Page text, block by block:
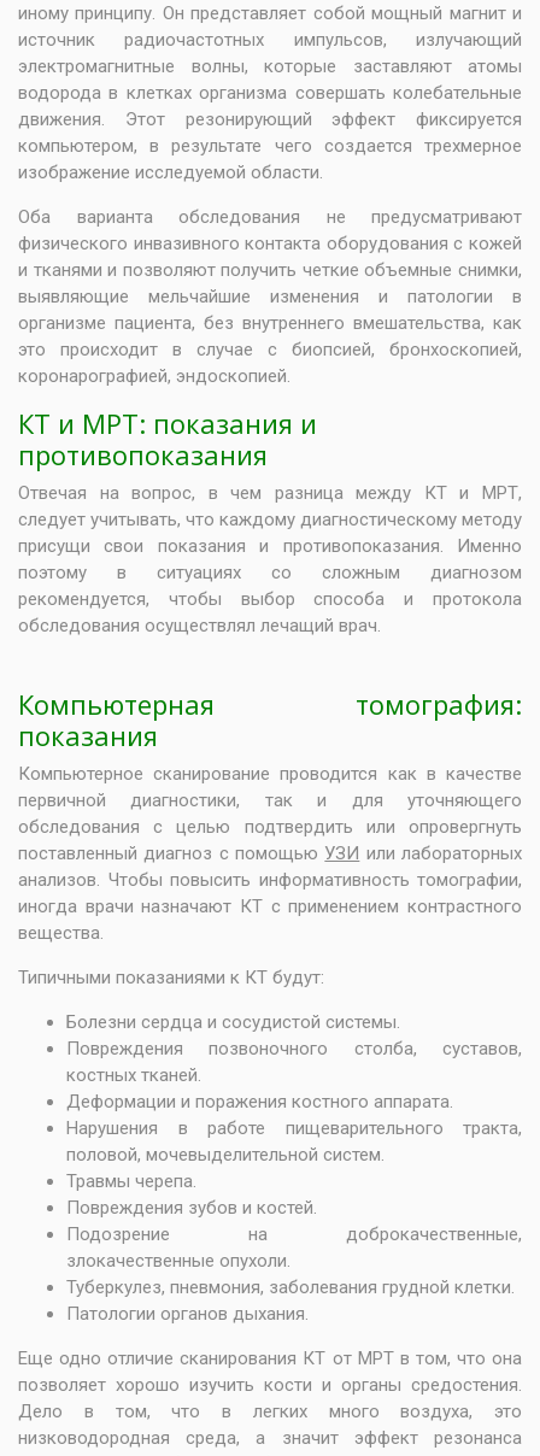
иному принципу. Он представляет собой мощный магнит и
источник радиочастотных импульсов, излучающий
электромагнитные волны, которые заставляют атомы
водорода в клетках организма совершать колебательные
движения. Этот резонирующий эффект фиксируется
компьютером, в результате чего создается трехмерное
изображение исследуемой области.
Оба варианта обследования не предусматривают
физического инвазивного контакта оборудования с кожей
и тканями и позволяют получить четкие объемные снимки,
выявляющие мельчайшие изменения и патологии в
организме пациента, без внутреннего вмешательства, как
это происходит в случае с биопсией, бронхоскопией,
коронарографией, эндоскопией.
КТ и МРТ: показания и
противопоказания
Отвечая на вопрос, в чем разница между КТ и МРТ,
следует учитывать, что каждому диагностическому методу
присущи свои показания и противопоказания. Именно
поэтому в ситуациях со сложным диагнозом
рекомендуется, чтобы выбор способа и протокола
обследования осуществлял лечащий врач.
Компьютерная томография:
показания
Компьютерное сканирование проводится как в качестве
первичной диагностики, так и для уточняющего
обследования с целью подтвердить или опровергнуть
поставленный диагноз с помощью УЗИ или лабораторных
анализов. Чтобы повысить информативность томографии,
иногда врачи назначают КТ с применением контрастного
вещества.
Типичными показаниями к КТ будут:
Болезни сердца и сосудистой системы.
Повреждения позвоночного столба, суставов,
костных тканей.
Деформации и поражения костного аппарата.
Нарушения в работе пищеварительного тракта,
половой, мочевыделительной систем.
Травмы черепа.
Повреждения зубов и костей.
Подозрение на доброкачественные,
злокачественные опухоли.
Туберкулез, пневмония, заболевания грудной клетки.
Патологии органов дыхания.
Еще одно отличие сканирования КТ от МРТ в том, что она
позволяет хорошо изучить кости и органы средостения.
Дело в том, что в легких много воздуха, это
низководородная среда, а значит эффект резонанса